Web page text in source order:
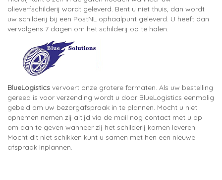
olieverfschilderij wordt geleverd. Bent u niet thuis, dan wordt
uw schilderij bij een PostNL ophaalpunt geleverd. U heeft dan
vervolgens 7 dagen om het schilderij op te halen.
BlueLogistics vervoert onze grotere formaten. Als uw bestelling
gereed is voor verzending wordt u door BlueLogistics eenmalig
gebeld om uw bezorgafspraak in te plannen. Mocht u niet
opnemen nemen zij altijd via de mail nog contact met u op
om aan te geven wanneer zij het schilderij komen leveren.
Mocht dit niet schikken kunt u samen met hen een nieuwe
afspraak inplannen.